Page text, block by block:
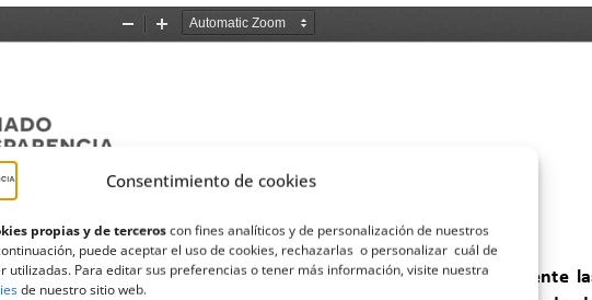
Consentimiento de cookies
propias y de terceroscon fines analíticos y de personalización de nuestros
puede aceptar el uso de cookies, rechazarlas o personalizar cuál de
utilizadas. Para editar sus preferencias o tener más información, visite nuestra
de nuestro sitio web.